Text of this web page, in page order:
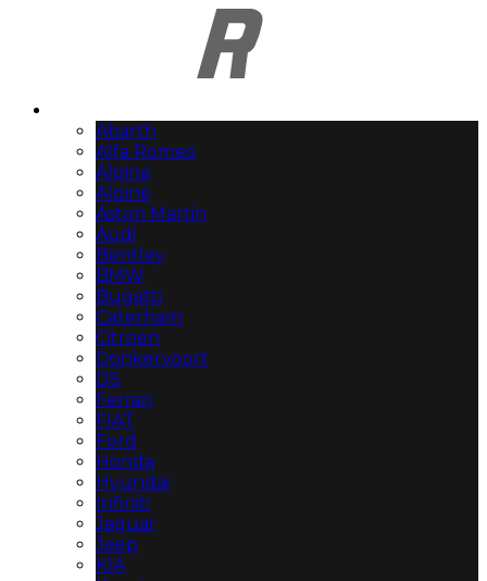
Abarth
Alfa Romeo
Alpina
Alpine
Aston Martin
Audi
Bentley
BMW
Bugatti
Caterham
Citroën
Donkervoort
DS
Ferrari
FIAT
Ford
Honda
Hyundai
Infiniti
Jaguar
Jeep
KIA